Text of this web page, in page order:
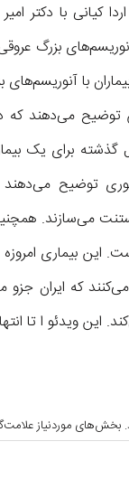
کیانی با
بزرگ
با
توضیح
می‌سازند.
این بیماری
که ایران جزو
ویدئو ا تا انتها
بخش‌های موردنیاز